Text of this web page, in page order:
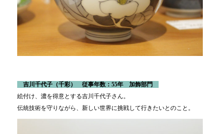
吉川千代子 （千彩） 従事年数：55年 加飾部門
絵付け、濃を得意とする吉川千代子さん。
伝統技術を守りながら、新しい世界に挑戦して行きたいとのこと。